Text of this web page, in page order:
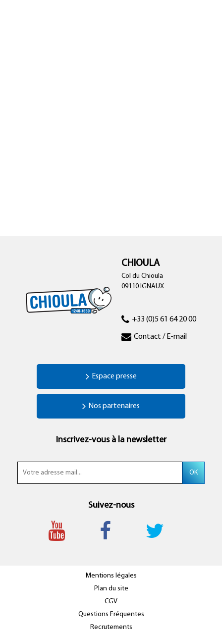
CHIOULA
Col du Chioula
09110 IGNAUX
+33 (0)5 61 64 20 00
Contact / E-mail
Espace presse
Nos partenaires
Inscrivez-vous à la newsletter
Suivez-nous
Mentions légales
Plan du site
CGV
Questions Fréquentes
Recrutements